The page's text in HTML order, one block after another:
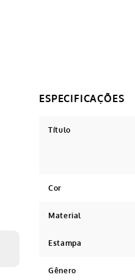
Título
Cor
Material
Estampa
Gênero